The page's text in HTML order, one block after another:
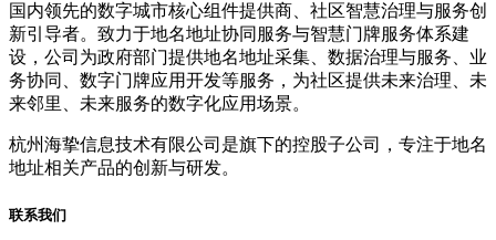
国内领先的数字城市核心组件提供商、社区智慧治理与服务创
新引导者。致力于地名地址协同服务与智慧门牌服务体系建
设，公司为政府部门提供地名地址采集、数据治理与服务、业
务协同、数字门牌应用开发等服务，为社区提供未来治理、未
来邻里、未来服务的数字化应用场景。
杭州海挚信息技术有限公司是旗下的控股子公司，专注于地名
地址相关产品的创新与研发。
联系我们